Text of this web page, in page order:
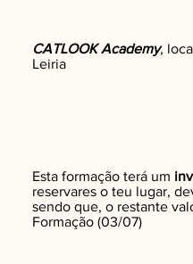
CATLOOK Academy,
Leiria
Esta formação terá um
reservares o teu lugar,
sendo que, o restante
Formação (03/07)